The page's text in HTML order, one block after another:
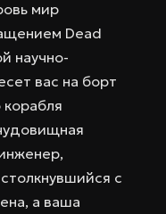
мир
Dead
научно-
вас на борт
с
а ваша